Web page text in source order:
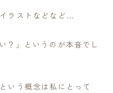
ラストなどなど…
？」というのが本音でし
いう概念は私にとって